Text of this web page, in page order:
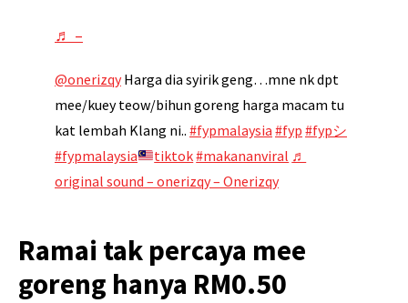
♬ –
@onerizqyHarga dia syirik geng…mne nk dpt
mee/kuey teow/bihun goreng harga macam tu
kat lembah Klang ni.. #fypmalaysia #fyp #fypシ
#fypmalaysia
tiktok#makananviral ♬
original sound – onerizqy – Onerizqy
Ramai tak percaya mee
goreng hanya RM0.50